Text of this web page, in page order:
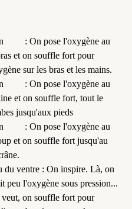
et on souffle fort pour
sur les bras et les mains.
et on souffle fort, tout le
jusqu'aux pieds
et on souffle fort jusqu'au
du ventre : On inspire. Là, on
peu l'oxygène sous pression...
on souffle fort pour